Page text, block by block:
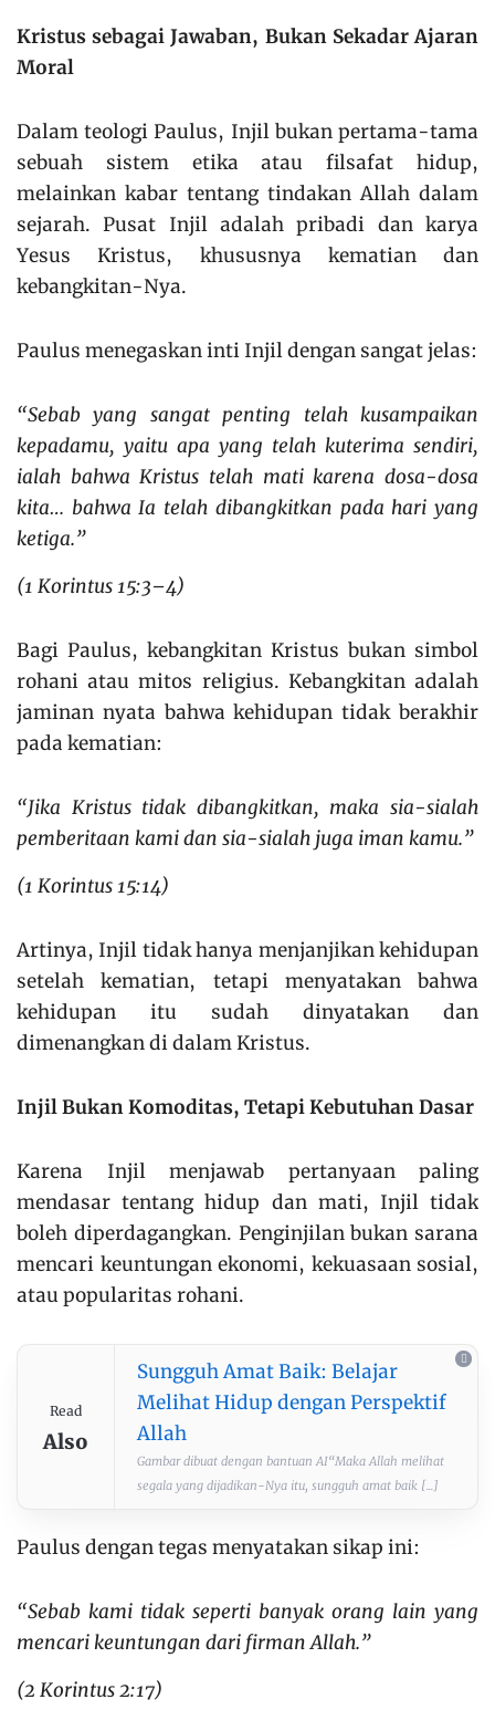
Kristus sebagai Jawaban, Bukan Sekadar Ajaran
Moral
Dalam teologi Paulus, Injil bukan pertama-tama
sebuah sistem etika atau filsafat hidup,
melainkan kabar tentang tindakan Allah dalam
sejarah. Pusat Injil adalah pribadi dan karya
Yesus Kristus, khususnya kematian dan
kebangkitan-Nya.
Paulus menegaskan inti Injil dengan sangat jelas:
“Sebab yang sangat penting telah kusampaikan
kepadamu, yaitu apa yang telah kuterima sendiri,
ialah bahwa Kristus telah mati karena dosa-dosa
kita… bahwa Ia telah dibangkitkan pada hari yang
ketiga.”
(1 Korintus 15:3–4)
Bagi Paulus, kebangkitan Kristus bukan simbol
rohani atau mitos religius. Kebangkitan adalah
jaminan nyata bahwa kehidupan tidak berakhir
pada kematian:
“Jika Kristus tidak dibangkitkan, maka sia-sialah
pemberitaan kami dan sia-sialah juga iman kamu.”
(1 Korintus 15:14)
Artinya, Injil tidak hanya menjanjikan kehidupan
setelah kematian, tetapi menyatakan bahwa
kehidupan itu sudah dinyatakan dan
dimenangkan di dalam Kristus.
Injil Bukan Komoditas, Tetapi Kebutuhan Dasar
Karena Injil menjawab pertanyaan paling
mendasar tentang hidup dan mati, Injil tidak
boleh diperdagangkan. Penginjilan bukan sarana
mencari keuntungan ekonomi, kekuasaan sosial,
atau popularitas rohani.
Read
Also
Sungguh Amat Baik: Belajar
Melihat Hidup dengan Perspektif
Allah
Gambar dibuat dengan bantuan AI“Maka Allah melihat
segala yang dijadikan-Nya itu, sungguh amat baik [...]
Paulus dengan tegas menyatakan sikap ini:
“Sebab kami tidak seperti banyak orang lain yang
mencari keuntungan dari firman Allah.”
(2 Korintus 2:17)